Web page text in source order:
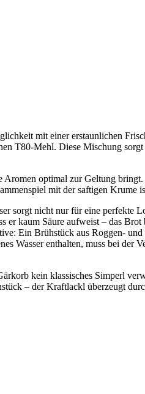
mit einer erstaunlichen
T80-Mehl. Diese Mischung
optimal zur Geltung
mit der saftigen Krume
sorgt nicht nur für eine perfekte
er kaum Säure aufweist – das
Ein Brühstück aus Roggen-
Wasser enthalten, muss bei
kein klassisches Simperl
– der Kraftlackl überzeugt